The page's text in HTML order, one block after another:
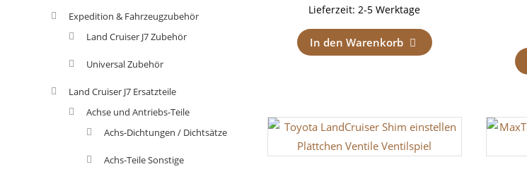
Lieferzeit:2-5 Werktage
In den Warenkorb
Expedition & Fahrzeugzubehör
Land Cruiser J7 Zubehör
Universal Zubehör
Land Cruiser J7 Ersatzteile
Achse und Antriebs-Teile
Achs-Dichtungen / Dichtsätze
Achs-Teile Sonstige